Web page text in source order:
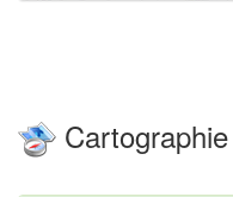
Cartographie